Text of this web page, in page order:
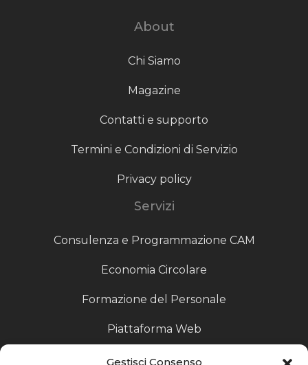
Gestisci Consenso
About
Chi Siamo
Magazine
Contatti e supporto
Termini e Condizioni di Servizio
Privacy policy
Servizi
Consulenza e Programmazione CAM
Economia Circolare
Formazione del Personale
Piattaforma Web
Scouting fornitori